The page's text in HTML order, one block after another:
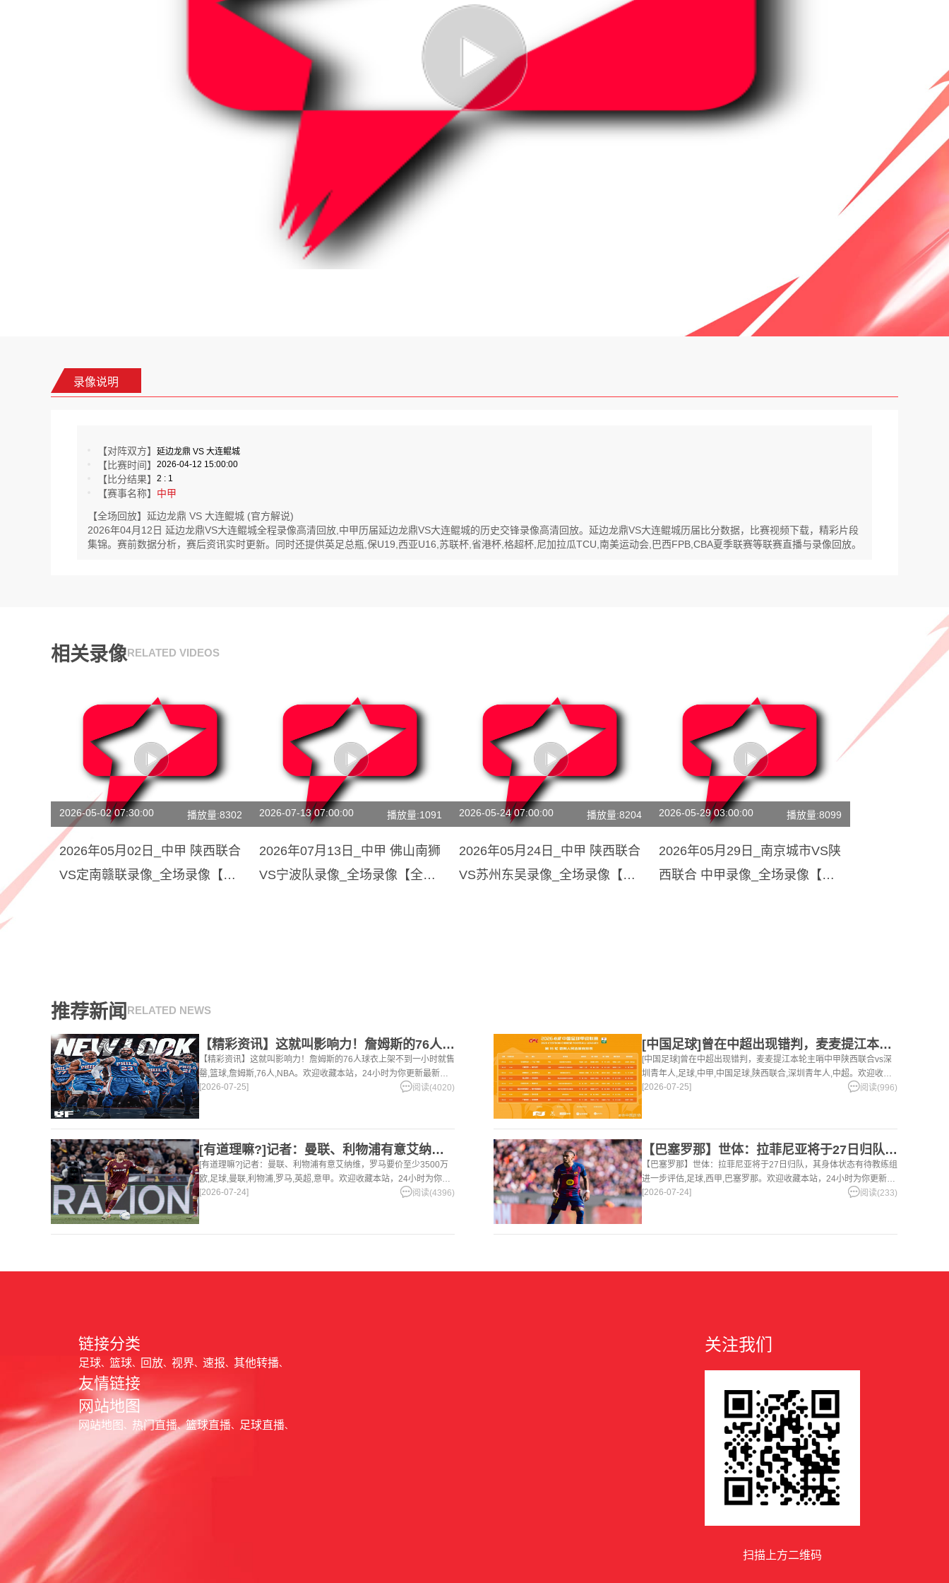
录像说明
【对阵双方】 延边龙鼎 VS 大连鲲城
【比赛时间】 2026-04-12 15:00:00
【比分结果】 2 : 1
【赛事名称】 中甲
【全场回放】延边龙鼎 VS 大连鲲城 (官方解说)
2026年04月12日 延边龙鼎VS大连鲲城全程录像高清回放,中甲历届延边龙鼎VS大连鲲城的历史交锋录像高清回放。延边龙鼎VS大连鲲城历届比分数据，比赛视频下载，精彩片段
集锦。赛前数据分析，赛后资讯实时更新。同时还提供英足总瓶,保U19,西亚U16,苏联杯,省港杯,格超杯,尼加拉瓜TCU,南美运动会,巴西FPB,CBA夏季联赛等联赛直播与录像回放。
相关录像RELATED VIDEOS
2026-05-02 07:30:00 播放量:8302
2026年05月02日_中甲 陕西联合
VS定南赣联录像_全场录像【视
2026-07-13 07:00:00 播放量:1091
2026年07月13日_中甲 佛山南狮
VS宁波队录像_全场录像【全场
2026-05-24 07:00:00 播放量:8204
2026年05月24日_中甲 陕西联合
VS苏州东吴录像_全场录像【视
2026-05-29 03:00:00 播放量:8099
2026年05月29日_南京城市VS陕
西联合 中甲录像_全场录像【高
推荐新闻 RELATED NEWS
【精彩资讯】这就叫影响力！詹姆斯的76人球衣上架不到一小时就
【精彩资讯】这就叫影响力！詹姆斯的76人球衣上架不到一小时就售
罄,篮球,詹姆斯,76人,NBA。欢迎收藏本站，24小时为你更新最新的
足球，篮球体育资讯。
[2026-07-25] 阅读(4020)
[中国足球]曾在中超出现错判，麦麦提江本轮主哨中甲陕西联合v
[中国足球]曾在中超出现错判，麦麦提江本轮主哨中甲陕西联合vs深
圳青年人,足球,中甲,中国足球,陕西联合,深圳青年人,中超。欢迎收藏
本站，24小时为你更新最新的足球，篮球体育资讯。
[2026-07-25] 阅读(996)
[有道理嘛?]记者：曼联、利物浦有意艾纳维，罗马要价至少35
[有道理嘛?]记者：曼联、利物浦有意艾纳维，罗马要价至少3500万
欧,足球,曼联,利物浦,罗马,英超,意甲。欢迎收藏本站，24小时为你更
新最新的足球，篮球体育资讯。
[2026-07-24] 阅读(4396)
【巴塞罗那】世体：拉菲尼亚将于27日归队，其身体状态有待教练
【巴塞罗那】世体：拉菲尼亚将于27日归队，其身体状态有待教练组
进一步评估,足球,西甲,巴塞罗那。欢迎收藏本站，24小时为你更新最
新的足球，篮球体育资讯。
[2026-07-24] 阅读(233)
链接分类
足球 篮球 回放 视界 速报 其他转播
友情链接
网站地图
网站地图 热门直播 篮球直播 足球直播
关注我们
扫描上方二维码